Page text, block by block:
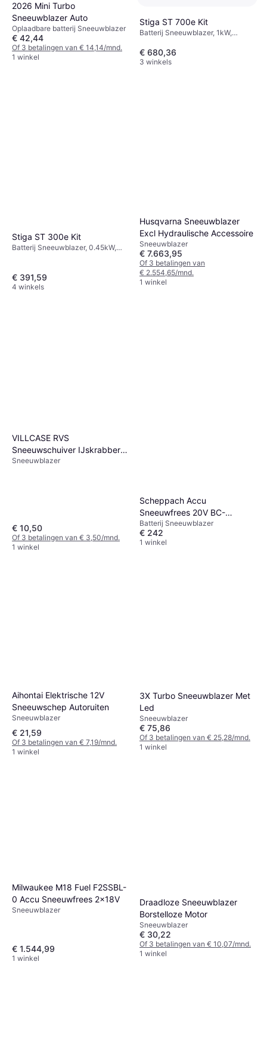
2026 Mini Turbo
Sneeuwblazer Auto
Oplaadbare batterij Sneeuwblazer
€ 42,44
Of 3 betalingen van € 14,14/mnd.
1 winkel
Stiga ST 700e Kit
Batterij Sneeuwblazer, 1kW,
Inlaatbreedte: 50 cm
€ 680,36
3 winkels
Stiga ST 300e Kit
Batterij Sneeuwblazer, 0.45kW,
€ 391,59
4 winkels
Husqvarna Sneeuwblazer
Excl Hydraulische Accessoire
Sneeuwblazer
€ 7.663,95
Of 3 betalingen van
€ 2.554,65/mnd.
1 winkel
VILLCASE RVS
Sneeuwschuiver IJskrabber
Sneeuwborstel 2 Stuks
Sneeuwblazer
€ 10,50
Of 3 betalingen van € 3,50/mnd.
1 winkel
Scheppach Accu
Sneeuwfrees 20V BC-
SNB410-X
Batterij Sneeuwblazer
€ 242
1 winkel
Aihontai Elektrische 12V
Sneeuwschep Autoruiten
Sneeuwblazer
€ 21,59
Of 3 betalingen van € 7,19/mnd.
1 winkel
3X Turbo Sneeuwblazer Met
Led
Sneeuwblazer
€ 75,86
Of 3 betalingen van € 25,28/mnd.
1 winkel
Milwaukee M18 Fuel F2SSBL-
0 Accu Sneeuwfrees 2x18V
Sneeuwblazer
€ 1.544,99
1 winkel
Draadloze Sneeuwblazer
Borstelloze Motor
Sneeuwblazer
€ 30,22
Of 3 betalingen van € 10,07/mnd.
1 winkel